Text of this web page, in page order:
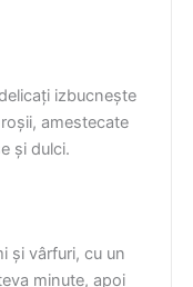
izbucnește
amestecate
și dulci.
și vârfuri, cu un
minute, apoi